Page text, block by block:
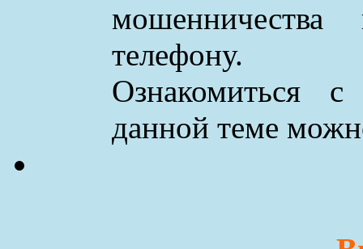
телефону.
Ознакомиться
данной теме